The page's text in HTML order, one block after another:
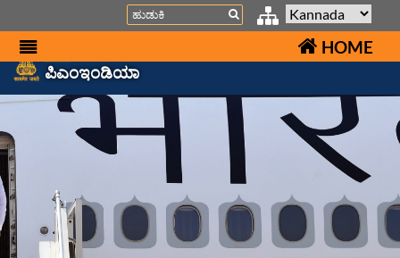
Search
HOME
ಪಿಎಂಇಂಡಿಯಾ